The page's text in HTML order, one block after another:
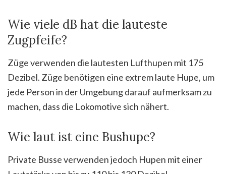
Wie viele dB hat die lauteste
Zugpfeife?
Züge verwenden die lautesten Lufthupen mit 175
Dezibel. Züge benötigen eine extrem laute Hupe, um
jede Person in der Umgebung darauf aufmerksam zu
machen, dass die Lokomotive sich nähert.
Wie laut ist eine Bushupe?
Private Busse verwenden jedoch Hupen mit einer